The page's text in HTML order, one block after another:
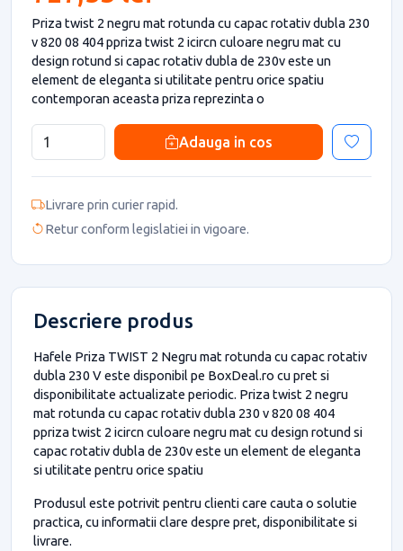
Priza twist 2 negru mat rotunda cu capac rotativ dubla 230
v 820 08 404 ppriza twist 2 icircn culoare negru mat cu
design rotund si capac rotativ dubla de 230v este un
element de eleganta si utilitate pentru orice spatiu
contemporan aceasta priza reprezinta o
Adauga in cos
Livrare prin curier rapid.
Retur conform legislatiei in vigoare.
Descriere produs
Hafele Priza TWIST 2 Negru mat rotunda cu capac rotativ
dubla 230 V este disponibil pe BoxDeal.ro cu pret si
disponibilitate actualizate periodic. Priza twist 2 negru
mat rotunda cu capac rotativ dubla 230 v 820 08 404
ppriza twist 2 icircn culoare negru mat cu design rotund si
capac rotativ dubla de 230v este un element de eleganta
si utilitate pentru orice spatiu
Produsul este potrivit pentru clienti care cauta o solutie
practica, cu informatii clare despre pret, disponibilitate si
livrare.